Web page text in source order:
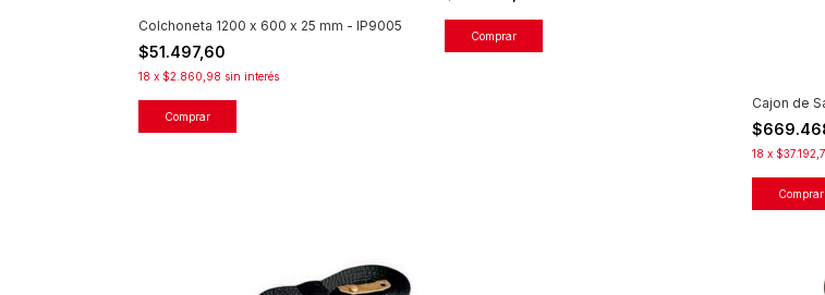
Colchoneta 1200 x 600 x 25 mm - IP9005
$51.497,60
18 x $2.860,98 sin interés
Cajon de
18 x